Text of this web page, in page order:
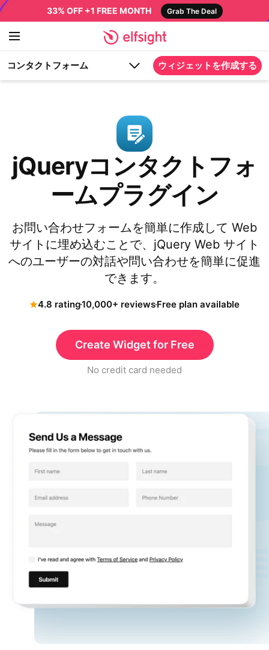
33% OFF +1 FREE MONTH Grab The Deal
コンタクトフォーム ウィジェットを作成する
jQueryコンタクトフォ
ームプラグイン
お問い合わせフォームを簡単に作成して Web
サイトに埋め込むことで、jQuery Web サイト
へのユーザーの対話や問い合わせを簡単に促進
できます。
4.8 rating10,000+ reviewsFree plan available
Create Widget for Free
No credit card needed